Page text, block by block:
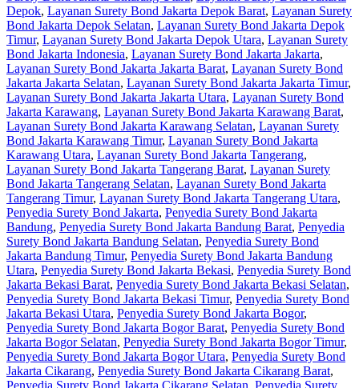
Depok, Layanan Surety Bond Jakarta Depok Barat, Layanan Surety
Bond Jakarta Depok Selatan, Layanan Surety Bond Jakarta Depok
Timur, Layanan Surety Bond Jakarta Depok Utara, Layanan Surety
Bond Jakarta Indonesia, Layanan Surety Bond Jakarta Jakarta,
Layanan Surety Bond Jakarta Jakarta Barat, Layanan Surety Bond
Jakarta Jakarta Selatan, Layanan Surety Bond Jakarta Jakarta Timur,
Layanan Surety Bond Jakarta Jakarta Utara, Layanan Surety Bond
Jakarta Karawang, Layanan Surety Bond Jakarta Karawang Barat,
Layanan Surety Bond Jakarta Karawang Selatan, Layanan Surety
Bond Jakarta Karawang Timur, Layanan Surety Bond Jakarta
Karawang Utara, Layanan Surety Bond Jakarta Tangerang,
Layanan Surety Bond Jakarta Tangerang Barat, Layanan Surety
Bond Jakarta Tangerang Selatan, Layanan Surety Bond Jakarta
Tangerang Timur, Layanan Surety Bond Jakarta Tangerang Utara,
Penyedia Surety Bond Jakarta, Penyedia Surety Bond Jakarta
Bandung, Penyedia Surety Bond Jakarta Bandung Barat, Penyedia
Surety Bond Jakarta Bandung Selatan, Penyedia Surety Bond
Jakarta Bandung Timur, Penyedia Surety Bond Jakarta Bandung
Utara, Penyedia Surety Bond Jakarta Bekasi, Penyedia Surety Bond
Jakarta Bekasi Barat, Penyedia Surety Bond Jakarta Bekasi Selatan,
Penyedia Surety Bond Jakarta Bekasi Timur, Penyedia Surety Bond
Jakarta Bekasi Utara, Penyedia Surety Bond Jakarta Bogor,
Penyedia Surety Bond Jakarta Bogor Barat, Penyedia Surety Bond
Jakarta Bogor Selatan, Penyedia Surety Bond Jakarta Bogor Timur,
Penyedia Surety Bond Jakarta Bogor Utara, Penyedia Surety Bond
Jakarta Cikarang, Penyedia Surety Bond Jakarta Cikarang Barat,
Penyedia Surety Bond Jakarta Cikarang Selatan, Penyedia Surety